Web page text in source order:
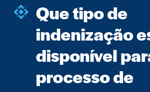
Que tipo de
indenização
disponível
processo de